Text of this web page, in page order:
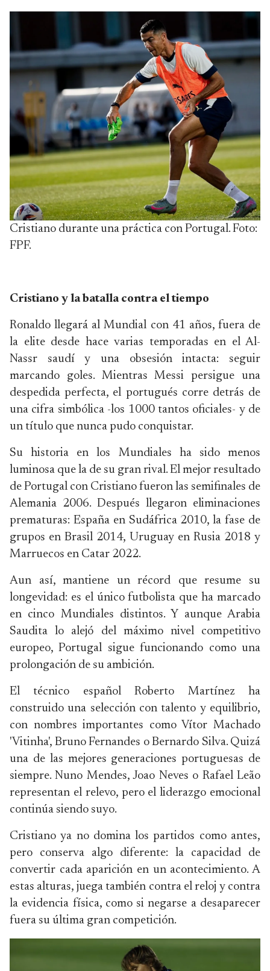
Cristiano durante una práctica con Portugal. Foto:
FPF.
Cristiano y la batalla contra el tiempo
Ronaldo llegará al Mundial con 41 años, fuera de
la elite desde hace varias temporadas en el Al-
Nassr saudí y una obsesión intacta: seguir
marcando goles. Mientras Messi persigue una
despedida perfecta, el portugués corre detrás de
una cifra simbólica -los 1000 tantos oficiales- y de
un título que nunca pudo conquistar.
Su historia en los Mundiales ha sido menos
luminosa que la de su gran rival. El mejor resultado
de Portugal con Cristiano fueron las semifinales de
Alemania 2006. Después llegaron eliminaciones
prematuras: España en Sudáfrica 2010, la fase de
grupos en Brasil 2014, Uruguay en Rusia 2018 y
Marruecos en Catar 2022.
Aun así, mantiene un récord que resume su
longevidad: es el único futbolista que ha marcado
en cinco Mundiales distintos. Y aunque Arabia
Saudita lo alejó del máximo nivel competitivo
europeo, Portugal sigue funcionando como una
prolongación de su ambición.
El técnico español Roberto Martínez ha
construido una selección con talento y equilibrio,
con nombres importantes como Vítor Machado
'Vitinha', Bruno Fernandes o Bernardo Silva. Quizá
una de las mejores generaciones portuguesas de
siempre. Nuno Mendes, Joao Neves o Rafael Leão
representan el relevo, pero el liderazgo emocional
continúa siendo suyo.
Cristiano ya no domina los partidos como antes,
pero conserva algo diferente: la capacidad de
convertir cada aparición en un acontecimiento. A
estas alturas, juega también contra el reloj y contra
la evidencia física, como si negarse a desaparecer
fuera su última gran competición.